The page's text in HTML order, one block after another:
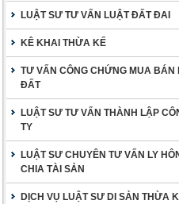
LUẬT SƯ TƯ VẤN LUẬT ĐẤT ĐAI
KÊ KHAI THỪA KẾ
TƯ VẤN CÔNG CHỨNG MUA BÁN
ĐẤT
LUẬT SƯ TƯ VẤN THÀNH LẬP
TY
LUẬT SƯ CHUYÊN TƯ VẤN LY
CHIA TÀI SẢN
DỊCH VỤ LUẬT SƯ DI SẢN THỪA